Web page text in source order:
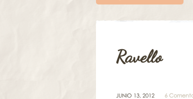
Ravello
JUNIO 13, 2012 6